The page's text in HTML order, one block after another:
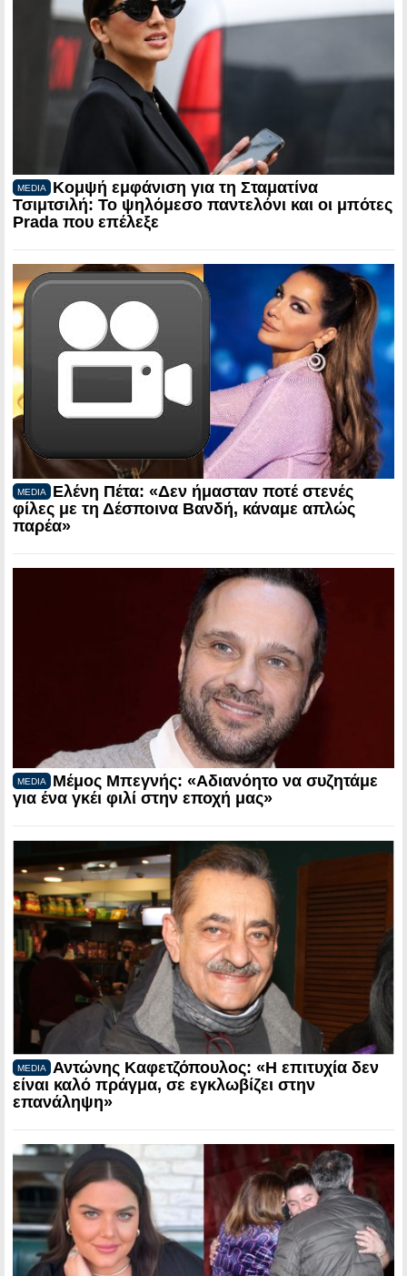
MEDIA
Κομψή εμφάνιση για τη Σταματίνα
Τσιμτσιλή: Το ψηλόμεσο παντελόνι και οι μπότες
Prada που επέλεξε
MEDIA
Ελένη Πέτα: «Δεν ήμασταν ποτέ στενές
φίλες με τη Δέσποινα Βανδή, κάναμε απλώς
παρέα»
MEDIA
Μέμος Μπεγνής: «Αδιανόητο να συζητάμε
για ένα γκέι φιλί στην εποχή μας»
MEDIA
Αντώνης Καφετζόπουλος: «Η επιτυχία δεν
είναι καλό πράγμα, σε εγκλωβίζει στην
επανάληψη»